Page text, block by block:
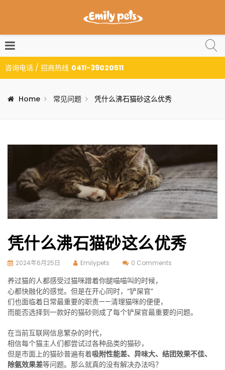
咨询电话 / 招商热线 0411-39020511
Home 常见问题 凭什么沸石猫砂这么优秀
凭什么沸石猫砂这么优秀
2024年6月25日 Emilypets 0 Comments
养过猫的人都感受过猫咪蹭着你腿喵喵叫的时候，
心都快融化的感觉。但是在开心同时，“铲屎官”
们也面临着日常最重要的职责——清理猫咪的便便，
而能否选择到一款好的猫砂则成了每个铲屎官最重要的问题。
在当前互联网信息繁杂的时代，
相信每个猫主人们都尝试过各种品类的猫砂，
但是市面上的猫砂普遍有着吸附性能差、异味大、结团效果不佳、
除氨效果差等问题。那么就真的没有解决办法吗？